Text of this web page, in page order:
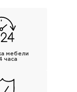
мебели
часа